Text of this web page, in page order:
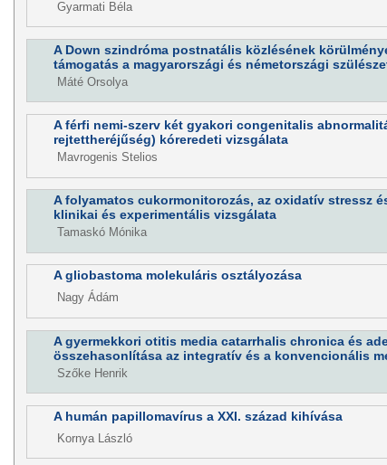
Gyarmati Béla
A Down szindróma postnatális közlésének
támogatás a magyarországi és németországi
Máté Orsolya
A férfi nemi-szerv két gyakori congenitalis
rejtettheréjűség) kóreredeti vizsgálata
Mavrogenis Stelios
A folyamatos cukormonitorozás, az oxidatív stressz
klinikai és experimentális vizsgálata
Tamaskó Mónika
A gliobastoma molekuláris osztályozása
Nagy Ádám
A gyermekkori otitis media catarrhalis chronica és
összehasonlítása az integratív és a konvencionális
Szőke Henrik
A humán papillomavírus a XXI. század kihívása
Kornya László